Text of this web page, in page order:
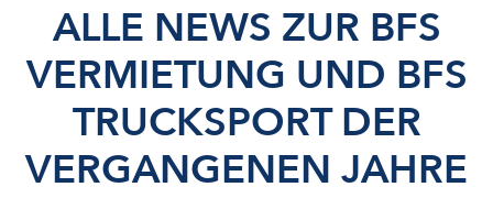
ALLE NEWS ZUR BFS
VERMIETUNG UND BFS
TRUCKSPORT DER
VERGANGENEN JAHRE